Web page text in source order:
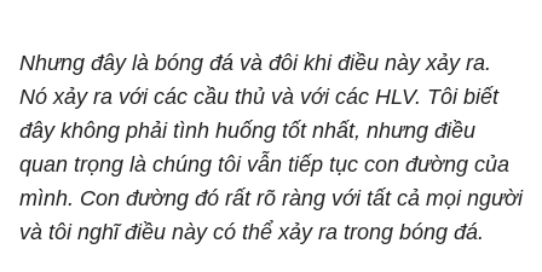
Nhưng đây là bóng đá và đôi khi điều này xảy ra.
Nó xảy ra với các cầu thủ và với các HLV. Tôi biết
đây không phải tình huống tốt nhất, nhưng điều
quan trọng là chúng tôi vẫn tiếp tục con đường của
mình. Con đường đó rất rõ ràng với tất cả mọi người
và tôi nghĩ điều này có thể xảy ra trong bóng đá.